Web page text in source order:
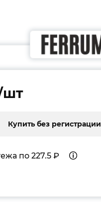
шт
Купить без регистрации
по 227.5 ₽